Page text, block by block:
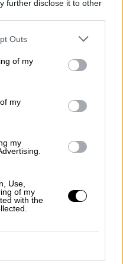
further disclose it to other
Outs
of my
my
my
Use,
of my
with the
leonesa
VISTAS
MUNDO
parte de sus